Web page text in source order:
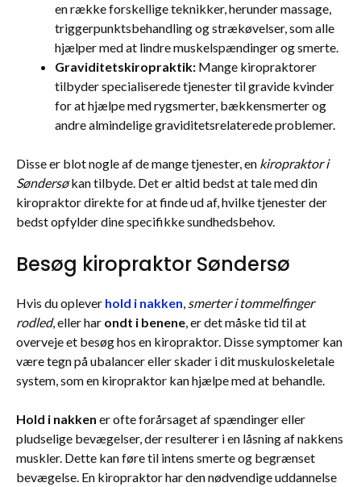
en række forskellige teknikker, herunder massage,
triggerpunktsbehandling og strækøvelser, som alle
hjælper med at lindre muskelspændinger og smerte.
Graviditetskiropraktik: Mange kiropraktorer
tilbyder specialiserede tjenester til gravide kvinder
for at hjælpe med rygsmerter, bækkensmerter og
andre almindelige graviditetsrelaterede problemer.
Disse er blot nogle af de mange tjenester, en kiropraktor i
Søndersøkan tilbyde. Det er altid bedst at tale med din
kiropraktor direkte for at finde ud af, hvilke tjenester der
bedst opfylder dine specifikke sundhedsbehov.
Besøg kiropraktor Søndersø
Hvis du oplever hold i nakken smerter i tommelfinger
rodled, eller har ondt i benene , er det måske tid til at
overveje et besøg hos en kiropraktor. Disse symptomer kan
være tegn på ubalancer eller skader i dit muskuloskeletale
system, som en kiropraktor kan hjælpe med at behandle.
Hold i nakken er ofte forårsaget af spændinger eller
pludselige bevægelser, der resulterer i en låsning af nakkens
muskler. Dette kan føre til intens smerte og begrænset
bevægelse. En kiropraktor har den nødvendige uddannelse